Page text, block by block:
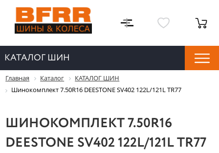
КАТАЛОГ ШИН
Главная Каталог
КАТАЛОГ ШИН
Шинокомплект 7.50R16 DEESTONE SV402 122L/121L TR77
ШИНОКОМПЛЕКТ 7.50R16
DEESTONE SV402 122L/121L TR77